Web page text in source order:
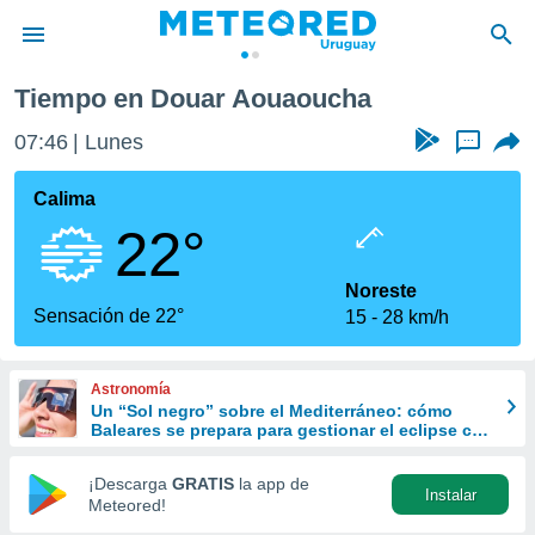
de
ha
calidad.
a este
las
y
forma
digital
basada
Tiempo en Douar Aouaoucha
07:46 Lunes ...
Calima
22°
Sensación de 22°
Noreste
15
28 km/h
Astronomía
Un “Sol negro” sobre el Mediterráneo: cómo
Baleares se prepara para gestionar el eclipse con
¡Descarga GRATIS la app de
Meteored!
Instalar